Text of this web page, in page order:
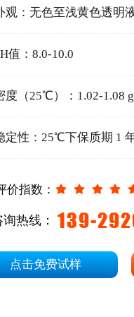
观：无色至浅黄色透明
值：8.0-10.0
度（25℃）：1.02-1.08
定性：25℃下保质期 1
价指数：
热线： 139-
点击免费试样